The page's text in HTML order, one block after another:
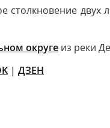
двух
округе из реки
| ДЗЕН